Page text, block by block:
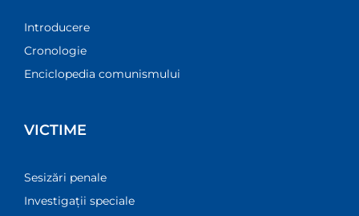
Introducere
Cronologie
Enciclopedia comunismului
VICTIME
Sesizări penale
Investigații speciale